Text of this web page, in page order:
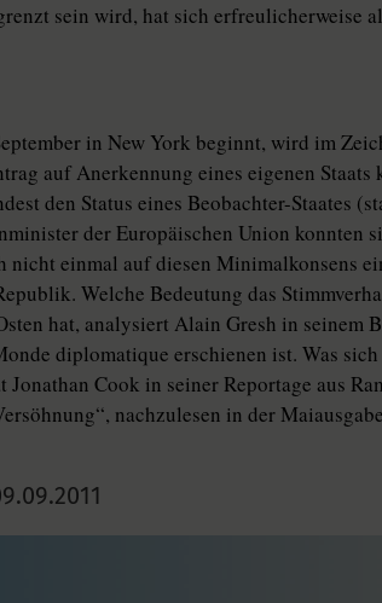
sein wird, hat sich erfreulicherweise
in New York beginnt, wird im
auf Anerkennung eines eigenen Staats
den Status eines Beobachter-Staates
der Europäischen Union konnten
nicht einmal auf diesen Minimalkonsens
Welche Bedeutung das
hat, analysiert Alain Gresh in seinem
diplomatique erschienen ist. Was
Cook in seiner Reportage aus
nachzulesen in der